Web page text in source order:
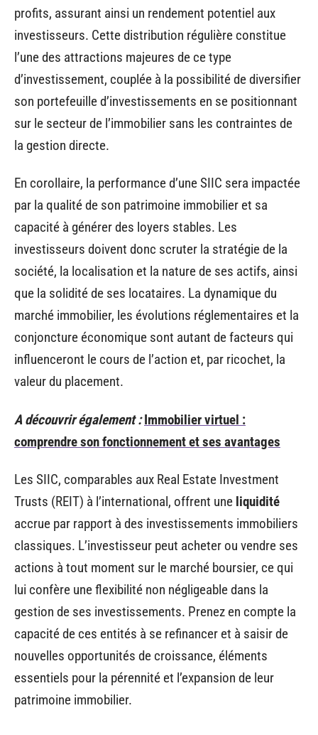
profits, assurant ainsi un rendement potentiel aux
investisseurs. Cette distribution régulière constitue
l’une des attractions majeures de ce type
d’investissement, couplée à la possibilité de diversifier
son portefeuille d’investissements en se positionnant
sur le secteur de l’immobilier sans les contraintes de
la gestion directe.
En corollaire, la performance d’une SIIC sera impactée
par la qualité de son patrimoine immobilier et sa
capacité à générer des loyers stables. Les
investisseurs doivent donc scruter la stratégie de la
société, la localisation et la nature de ses actifs, ainsi
que la solidité de ses locataires. La dynamique du
marché immobilier, les évolutions réglementaires et la
conjoncture économique sont autant de facteurs qui
influenceront le cours de l’action et, par ricochet, la
valeur du placement.
A découvrir également : Immobilier virtuel :
comprendre son fonctionnement et ses avantages
Les SIIC, comparables aux Real Estate Investment
Trusts (REIT) à l’international, offrent une liquidité
accrue par rapport à des investissements immobiliers
classiques. L’investisseur peut acheter ou vendre ses
actions à tout moment sur le marché boursier, ce qui
lui confère une flexibilité non négligeable dans la
gestion de ses investissements. Prenez en compte la
capacité de ces entités à se refinancer et à saisir de
nouvelles opportunités de croissance, éléments
essentiels pour la pérennité et l’expansion de leur
patrimoine immobilier.